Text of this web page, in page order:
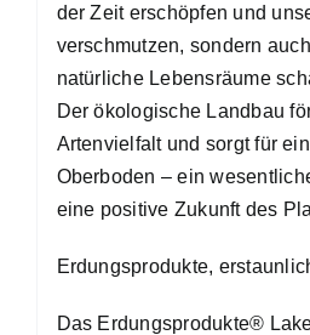
der Zeit erschöpfen und
verschmutzen, sondern
natürliche Lebensräume
Der ökologische Landbau
Artenvielfalt und sorgt für
Oberboden – ein
eine positive Zukunft des
Erdungsprodukte,
Das Erdungsprodukte®